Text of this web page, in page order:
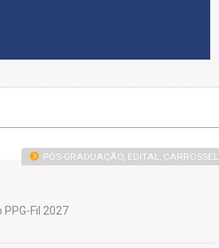
PÓS-GRADUAÇÃO, EDITAL, CARROSSEL
PPG-Fil 2027